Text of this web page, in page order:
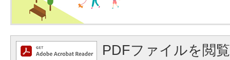
PDFファイルを閲